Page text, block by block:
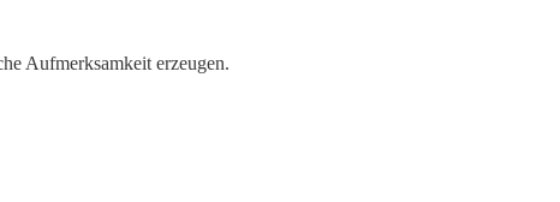
Aufmerksamkeit erzeugen.